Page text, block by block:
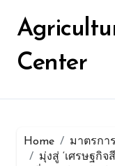
content
Center
Home
มาตรกา
มุ่งสู่ ‘เศรษฐกิจ